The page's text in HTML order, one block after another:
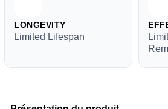
LONGEVITY
Limited Lifespan